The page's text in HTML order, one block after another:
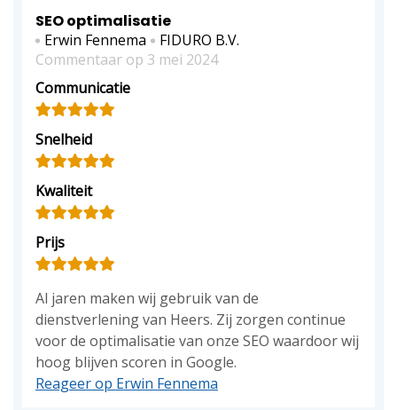
SEO optimalisatie
Erwin Fennema
FIDURO B.V.
Commentaar op 3 mei 2024
Communicatie
Snelheid
Kwaliteit
Prijs
Al jaren maken wij gebruik van de
dienstverlening van Heers. Zij zorgen continue
voor de optimalisatie van onze SEO waardoor wij
hoog blijven scoren in Google.
Reageer op Erwin Fennema